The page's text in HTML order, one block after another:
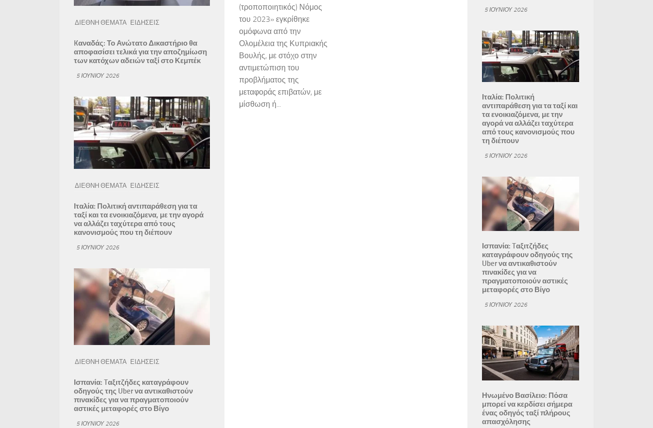
(τροποποιητικός) Νόμος
του 2023» εγκρίθηκε
ομόφωνα από την
Ολομέλεια της Κυπριακής
Βουλής, με στόχο στην
αντιμετώπιση του
προβλήματος της
μεταφοράς επιβατών, με
μίσθωση ή...
ΔΙΕΘΝΗ ΘΕΜΑΤΑ ΕΙΔΗΣΕΙΣ
Kαναδάς: Το Ανώτατο Δικαστήριο θα
αποφασίσει τελικά για την αποζημίωση
των κατόχων αδειών ταξί στο Κεμπέκ
5 ΙΟΥΝΊΟΥ 2026
ΔΙΕΘΝΗ ΘΕΜΑΤΑ ΕΙΔΗΣΕΙΣ
Ιταλία: Πολιτική αντιπαράθεση για τα
ταξί και τα ενοικιαζόμενα, με την αγορά
να αλλάζει ταχύτερα από τους
κανονισμούς που τη διέπουν
5 ΙΟΥΝΊΟΥ 2026
ΔΙΕΘΝΗ ΘΕΜΑΤΑ ΕΙΔΗΣΕΙΣ
Ισπανία: Tαξιτζήδες καταγράφουν
οδηγούς της Uber να αντικαθιστούν
πινακίδες για να πραγματοποιούν
αστικές μεταφορές στο Βίγο
5 ΙΟΥΝΊΟΥ 2026
5 ΙΟΥΝΊΟΥ 2026
Ιταλία: Πολιτική
αντιπαράθεση για τα ταξί και
τα ενοικιαζόμενα, με την
αγορά να αλλάζει ταχύτερα
από τους κανονισμούς που
τη διέπουν
5 ΙΟΥΝΊΟΥ 2026
Ισπανία: Tαξιτζήδες
καταγράφουν οδηγούς της
Uber να αντικαθιστούν
πινακίδες για να
πραγματοποιούν αστικές
μεταφορές στο Βίγο
5 ΙΟΥΝΊΟΥ 2026
Ηνωμένο Βασίλειο: Πόσα
μπορεί να κερδίσει σήμερα
ένας οδηγός ταξί πλήρους
απασχόλησης